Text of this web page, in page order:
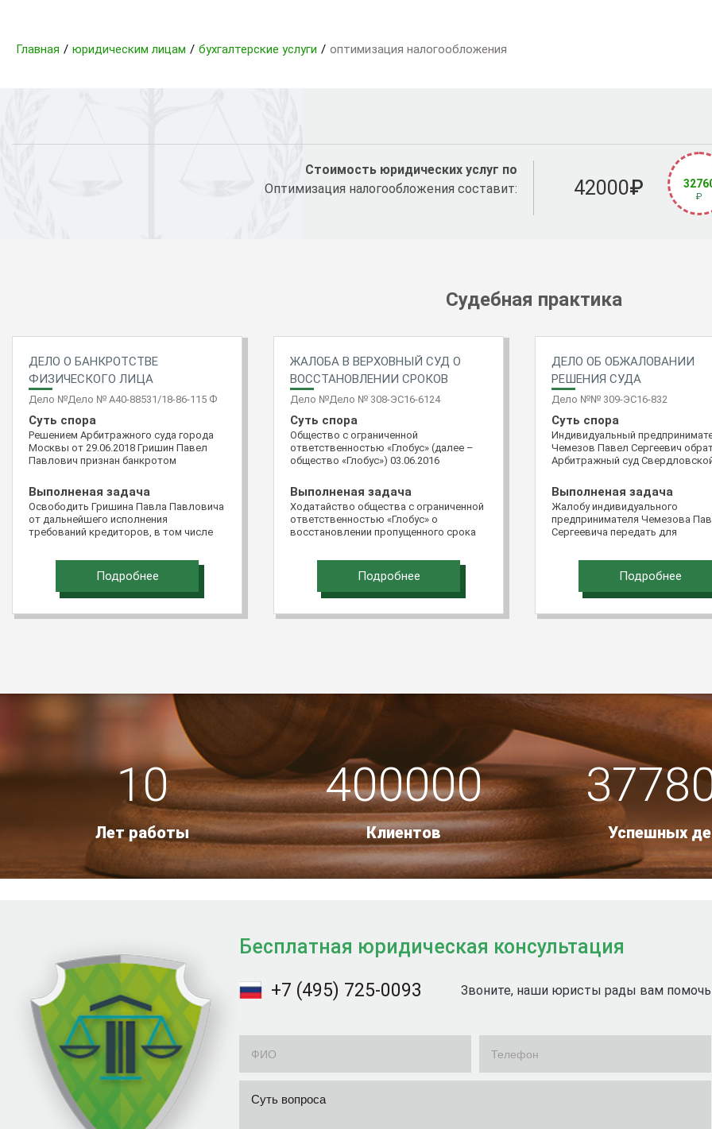
Главная / юридическим лицам / бухгалтерские услуги / оптимизация налогообложения
Стоимость юридических услуг по
Оптимизация налогообложения составит:
42000₽ ₽
Судебная практика
ДЕЛО О БАНКРОТСТВЕ
ФИЗИЧЕСКОГО ЛИЦА
Дело №Дело № А40-88531/18-86-115 Ф
Суть спора
Решением Арбитражного суда города
Москвы от 29.06.2018 Гришин Павел
Павлович признан банкротом
Выполненая задача
Освободить Гришина Павла Павловича
от дальнейшего исполнения
требований кредиторов, в том числе
заявленных в ходе реализации
имущества гражданина
Подробнее
ЖАЛОБА В ВЕРХОВНЫЙ СУД О
ВОССТАНОВЛЕНИИ СРОКОВ
Дело №Дело № 308-ЭС16-6124
Суть спора
Общество с ограниченной
ответственностью «Глобус» (далее –
общество «Глобус») 03.06.2016
Российской Федерации через систему
подачи документов в электронном
виде «Мой арбитр» с кассационной
жалобой на постановление
Пятнадцатого арбитражного
постановление Арбитражного суда
Северо-Кавказского округа от
Выполненая задача
Ходатайство общества с ограниченной
ответственностью «Глобус» о
восстановлении пропущенного срока
восстановить.
Подробнее
ДЕЛО ОБ ОБЖАЛОВАНИИ
РЕШЕНИЯ СУДА
Дело №№ 309-ЭС16-832
Суть спора
Индивидуальный
Чемезов Павел Сергеевич
Арбитражный суд
ограниченной ответственностью
«Терминал Чкаловский» о
502 463 руб. 12 коп. убытков.
Выполненая задача
Жалобу индивидуального
предпринимателя Чемезова
Сергеевича передать для
Судебной коллегии по
спорам Верховного Суда
Подробнее
10
Лет работы
400000
Клиентов Успешных
Бесплатная юридическая консультация
+7 (495) 725-0093 Звоните, наши юристы рады вам помочь